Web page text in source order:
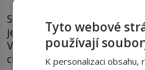
Spojení s Kleopatrou mu
jelikož její původ sahal až ke
Velikému. Senátoři se tak
chtějí společně dosáhnout
Tyto webové
používají
K personalizaci obsahu,